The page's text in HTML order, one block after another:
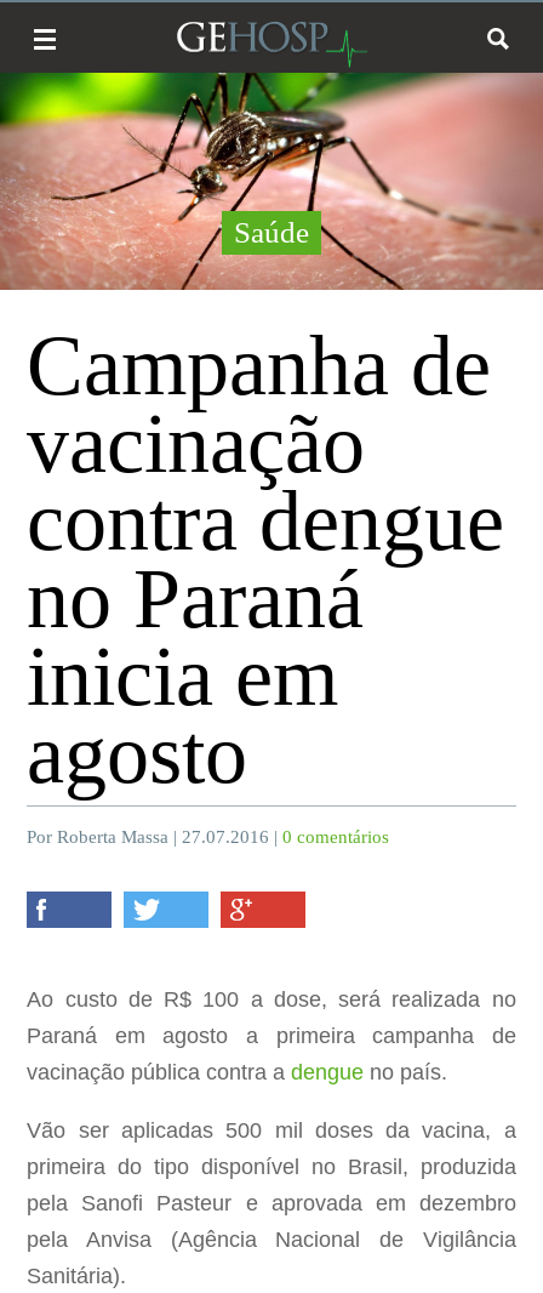
Saúde
Campanha de
vacinação
contra dengue
no Paraná
inicia em
agosto
Por Roberta Massa | 27.07.2016 |0 comentários
Ao custo de R$ 100 a dose, será realizada no
Paraná em agosto a primeira campanha de
vacinação pública contra adengue no país.
Vão ser aplicadas 500 mil doses da vacina, a
primeira do tipo disponível no Brasil, produzida
pela Sanofi Pasteur e aprovada em dezembro
pela Anvisa (Agência Nacional de Vigilância
Sanitária).